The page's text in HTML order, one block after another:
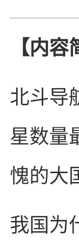
【内容
北斗导
星数量
愧的大
我国为